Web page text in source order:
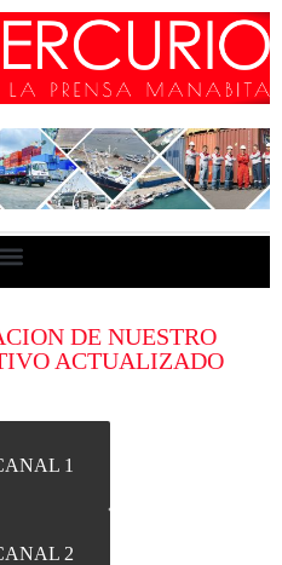
DE NUESTRO
ACTUALIZADO
1
2